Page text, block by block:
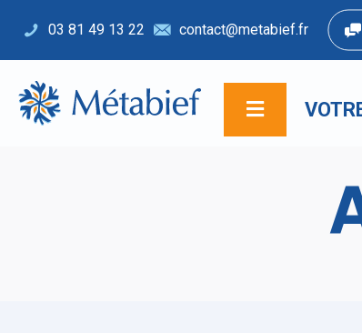
03 81 49 13 22 contact@metabief.fr